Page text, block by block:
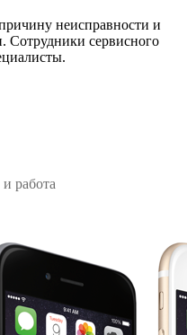
неисправности и
Сотрудники сервисного
работа